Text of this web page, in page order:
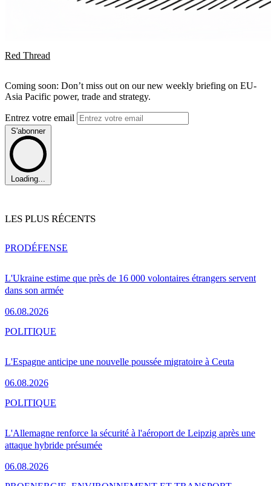
Red Thread
Coming soon: Don’t miss out on our new weekly briefing on EU-
Asia Pacific power, trade and strategy.
Entrez votre email
S'abonner
Loading...
LES PLUS RÉCENTS
L'Ukraine estime que près de 16 000 volontaires étrangers servent
dans son armée
06.08.2026
PRODÉFENSE
L'Espagne anticipe une nouvelle poussée migratoire à Ceuta
06.08.2026
POLITIQUE
L'Allemagne renforce la sécurité à l'aéroport de Leipzig après une
attaque hybride présumée
06.08.2026
POLITIQUE